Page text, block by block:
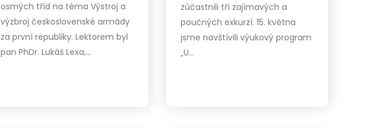
osmých tříd na téma Výstroj a
výzbroj československé armády
za první republiky. Lektorem byl
pan PhDr. Lukáš Lexa,…
zúčastnili tří zajímavých a
poučných exkurzí. 15. května
jsme navštívili výukový program
„U…